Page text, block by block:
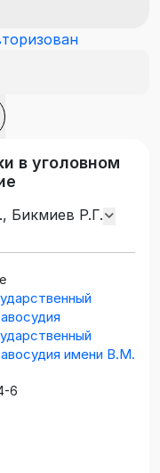
в уголовном
Бикмиев Р.Г.
имени В.М.
6